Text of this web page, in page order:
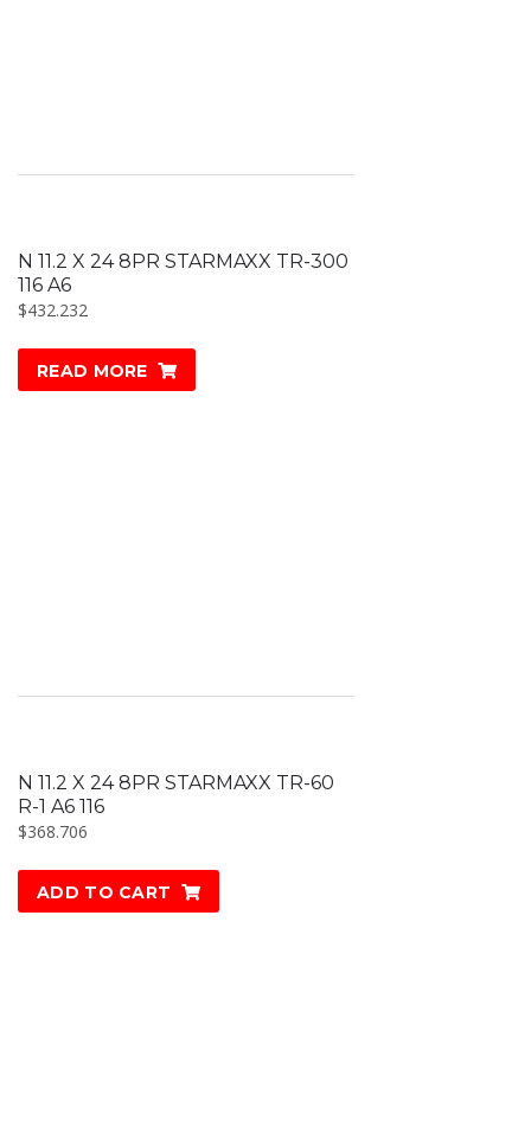
N 11.2 X 24 8PR STARMAXX TR-300
116 A6
$432.232
READ MORE
N 11.2 X 24 8PR STARMAXX TR-60
R-1 A6 116
$368.706
ADD TO CART